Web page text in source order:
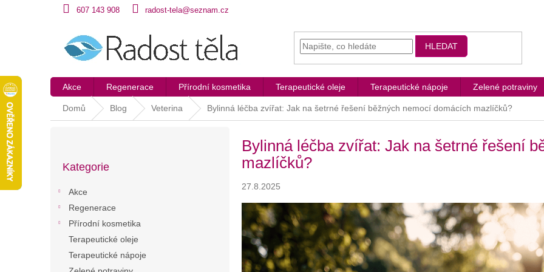
607 143 908 radost-tela@seznam.cz
HLEDAT
Akce Regenerace Přírodní kosmetika Terapeutické oleje Terapeutické nápoje Zelené potraviny
Domů Blog Veterina Bylinná léčba zvířat: Jak na šetrné řešení běžných nemocí domácích mazlíčků?
kategorie
Kategorie
Akce
Regenerace
Přírodní kosmetika
Terapeutické oleje
Terapeutické nápoje
Bylinná léčba zvířat: Jak na šetrné řešení
mazlíčků?
27.8.2025